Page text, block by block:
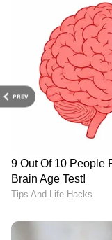
PREV